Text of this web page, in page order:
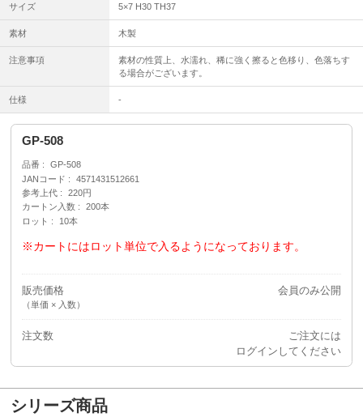
サイズ 5×7 H30 TH37
素材 木製
注意事項
素材の性質上、水濡れ、稀に強く擦ると色移り、色落ちす
る場合がございます。
仕様 -
GP-508
品番
GP-508
JANコード
4571431512661
参考上代
220円
カートン入数
200本
ロット
10本
※カートにはロット単位で入るようになっております。
販売価格
（単価 × 入数）
会員のみ公開
注文数
ご注文には
ログイン してください
シリーズ商品